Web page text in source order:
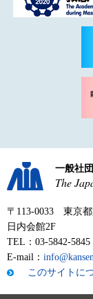
一般社
The
〒113-0033 東京
日内会館2F
TEL：03-5842-
E-mail：
このサイトに